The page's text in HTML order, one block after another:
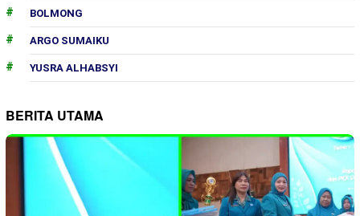
BOLMONG
ARGO SUMAIKU
YUSRA ALHABSYI
BERITA UTAMA